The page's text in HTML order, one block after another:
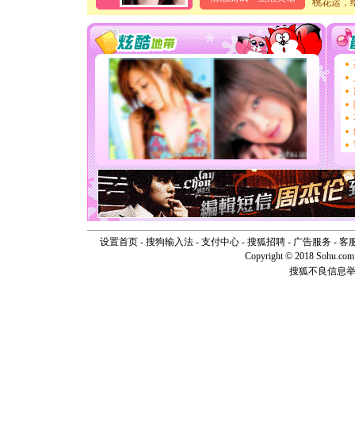
[春节]风
颜！冬去
道一声
[春节]传
片叶子
送你一
[圣诞节]
你太多
要平安
[圣诞节]
能正大
天都要快
[圣诞节]
如意,快
[元旦]看
断电。爱
你是我专
[元旦] 如
起；二是
离。水晶
桃花运，
设置首页- 搜狗输入法- 支付中心- 搜狐招聘- 广告服务- 客
Copyright © 2018
搜狐不良信息